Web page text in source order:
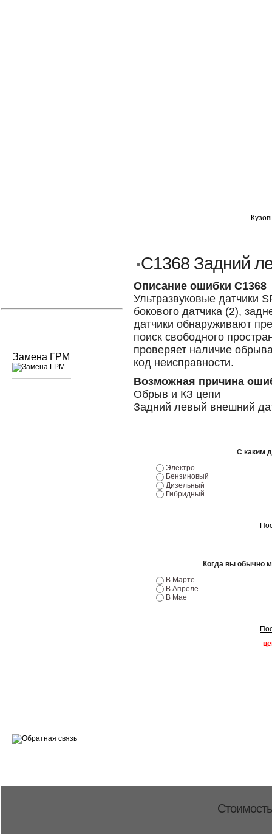
Замена ГРМ
C1368 Задний
Описание ошибки C1368
Ультразвуковые датчики
бокового датчика (2),
датчики обнаруживают
поиск свободного
проверяет наличие
код неисправности.
Возможная причина
Обрыв и КЗ цепи
Задний левый внешний
С каким
Электро
Бензиновый
Дизельный
Гибридный
Когда вы обычно
В Марте
В Апреле
В Мае